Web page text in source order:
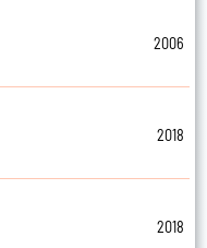
2006
2018
2018